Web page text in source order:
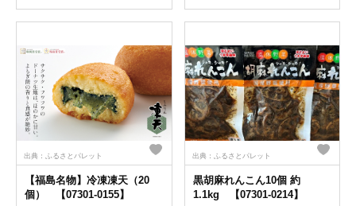
出典：ふるさとパレット
【福島名物】冷凍凍天（20
個） 【07301-0155】
出典：ふるさとパレット
黒胡麻れんこん10個 約
1.1kg 【07301-0214】